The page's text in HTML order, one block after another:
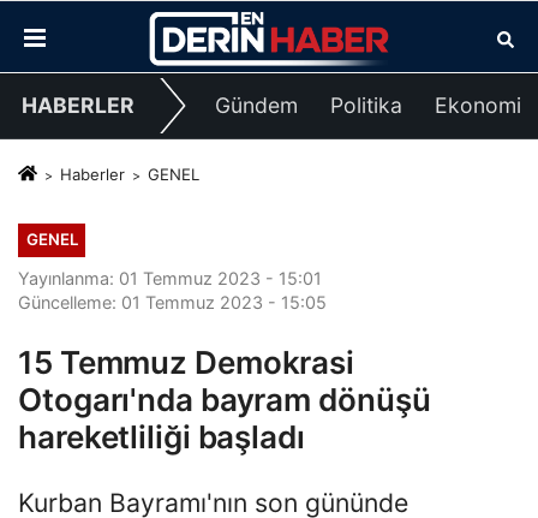
HABERLER Gündem Politika Ekonomi
Haberler GENEL
GENEL
Yayınlanma: 01 Temmuz 2023 - 15:01
Güncelleme: 01 Temmuz 2023 - 15:05
15 Temmuz Demokrasi
Otogarı'nda bayram dönüşü
hareketliliği başladı
Kurban Bayramı'nın son gününde